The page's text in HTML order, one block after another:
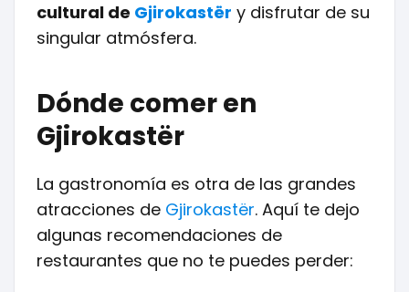
cultural de Gjirokastër y disfrutar de su
singular atmósfera.
Dónde comer en
Gjirokastër
La gastronomía es otra de las grandes
atracciones de Gjirokastër. Aquí te dejo
algunas recomendaciones de
restaurantes que no te puedes perder: